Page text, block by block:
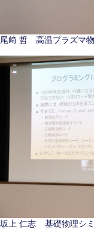
尾﨑 哲 高温プラズマ物
坂上 仁志 基礎物理シ